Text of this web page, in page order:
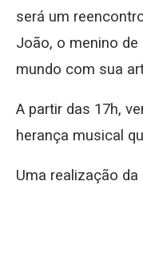
será um
João, o menino
mundo com sua
A partir das 17h,
herança musical
Uma realização